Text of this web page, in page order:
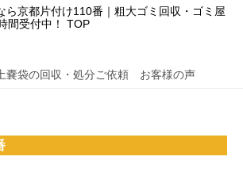
ら京都片付け110番｜粗大ゴミ回収・ゴミ屋
間受付中！
TOP
嚢袋の回収・処分ご依頼 お客様の声